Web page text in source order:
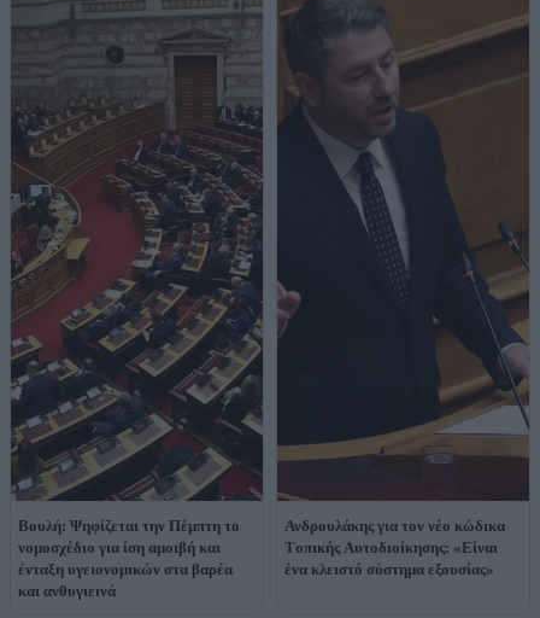
Βουλή: Ψηφίζεται την Πέμπτη το
νομοσχέδιο για ίση αμοιβή και
ένταξη υγειονομικών στα βαρέα
και ανθυγιεινά
Ανδρουλάκης για τον νέο κώδικα
Tοπικής Aυτοδιοίκησης: «Είναι
ένα κλειστό σύστημα εξουσίας»